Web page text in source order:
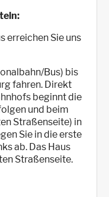
erreichen Sie uns
Bus) bis
fahren. Direkt
beginnt die
und beim
Straßenseite) in
Sie in die erste
ab. Das Haus
Straßenseite.